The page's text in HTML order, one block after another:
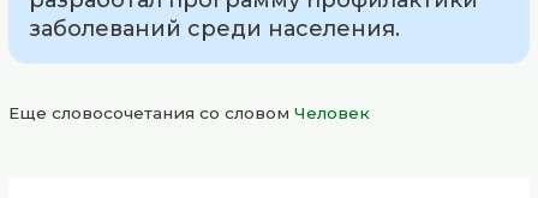
заболеваний среди населения.
Еще словосочетания со словомЧеловек